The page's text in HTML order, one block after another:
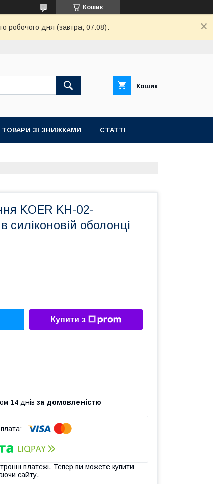
Кошик
робочого дня (завтра, 07.08).
Кошик
ТОВАРИ ЗІ ЗНИЖКАМИ СТАТТІ
KOER KH-02-
силіконовій оболонці
Купити з
14 днів за домовленістю
платежі. Тепер ви можете купити
сайту.